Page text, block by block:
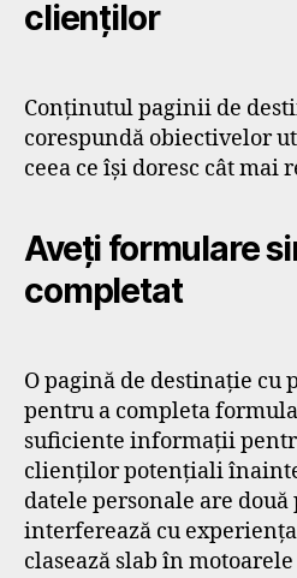
clienților
Conținutul paginii de
corespundă obiectivelor
ceea ce își doresc cât mai
Aveți formulare
completat
O pagină de destinație cu
pentru a completa
suficiente informații
clienților potențiali
datele personale are
interferează cu
clasează slab în